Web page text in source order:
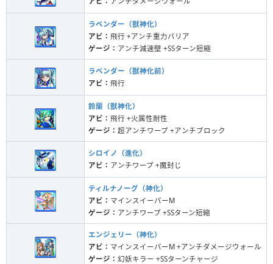
ラベンダー（獣神化）
アビ： 飛行 +アンチ重力バリア
ゲージ： アンチ減速壁 +SSターン短縮
ラベンダー（獣神化前）
アビ： 飛行
鈴蘭（獣神化）
アビ： 飛行 +火属性耐性
ゲージ： 超アンチワープ +アンチブロック
シロイノ（進化）
アビ： アンチワープ +魔封じ
ティルナノーグ（神化）
アビ： マインスイーパーM
ゲージ： アンチワープ +SSターン短縮
エンジェリー（神化）
アビ： マインスイーパーM +アンチダメージウォール
ゲージ： 幻妖キラー +SSターンチャージ